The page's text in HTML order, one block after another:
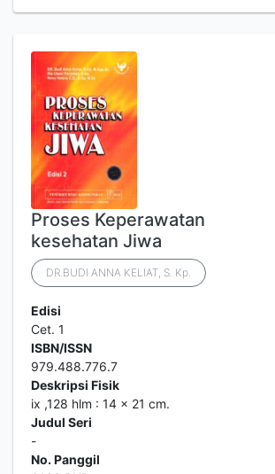
Proses Keperawatan
kesehatan Jiwa
DR.BUDI ANNA KELIAT, S. Kp.
Edisi
Cet. 1
ISBN/ISSN
979.488.776.7
Deskripsi Fisik
ix ,128 hlm : 14 x 21 cm.
Judul Seri
-
No. Panggil